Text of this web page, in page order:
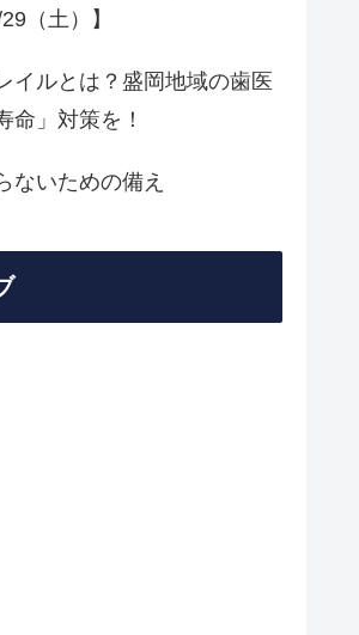
（土）】
イルとは？盛岡地域の歯医
命」対策を！
ないための備え